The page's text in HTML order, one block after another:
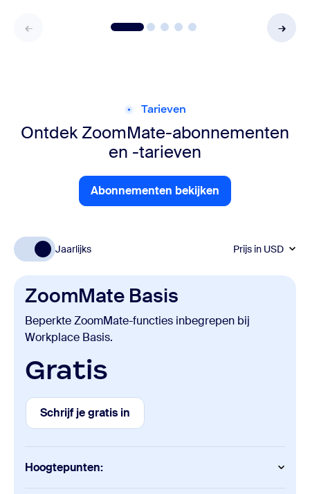
Tarieven
Ontdek ZoomMate-abonnementen
en -tarieven
Abonnementen bekijken
Abonnementen bekijken
Jaarlijks Prijs in USD
ZoomMate Basis
Beperkte ZoomMate-functies inbegrepen bij
Workplace Basis.
Gratis
Schrijf je gratis in
Schrijf je gratis in
Hoogtepunten: